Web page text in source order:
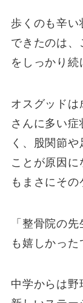
歩くのも辛い
できたのは
をしっかり続
オスグッドは
さんに多い
く、股関節
ことが原因に
もまさにその
「整骨院の
も嬉しかった
中学からは野